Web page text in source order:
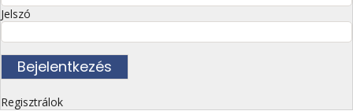
Jelszó
Regisztrálok